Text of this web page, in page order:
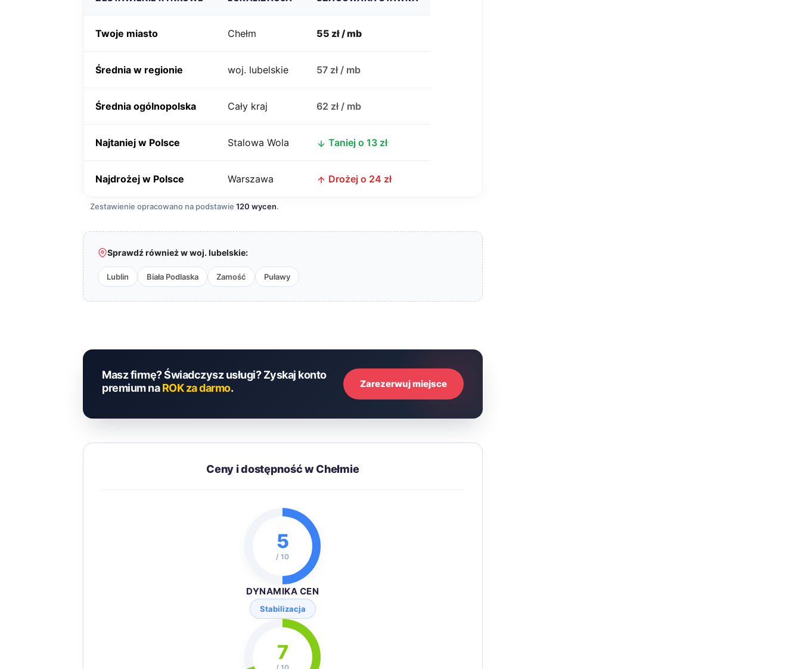
Twoje miasto Chełm 55 zł / mb
Średnia w regionie woj. lubelskie 57 zł / mb
Średnia ogólnopolska Cały kraj 62 zł / mb
Najtaniej w Polsce Stalowa Wola Taniej o 13 zł
Najdrożej w Polsce Warszawa Drożej o 24 zł
Zestawienie opracowano na podstawie 120 wycen.
Sprawdź również w woj. lubelskie:
Lublin Biała Podlaska Zamość Puławy
Masz firmę? Świadczysz usługi? Zyskaj konto
premium naROK za darmo. Zarezerwuj miejsce
Ceny i dostępność w Chełmie
5
/ 10
DYNAMIKA CEN
Stabilizacja
7